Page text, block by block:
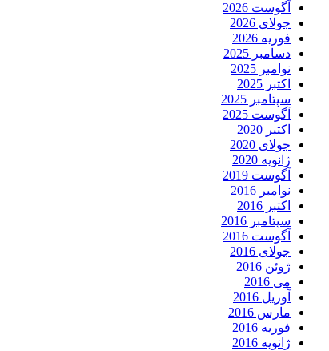
آگوست 2026
جولای 2026
فوریه 2026
دسامبر 2025
نوامبر 2025
اکتبر 2025
سپتامبر 2025
آگوست 2025
اکتبر 2020
جولای 2020
ژانویه 2020
آگوست 2019
نوامبر 2016
اکتبر 2016
سپتامبر 2016
آگوست 2016
جولای 2016
ژوئن 2016
می 2016
آوریل 2016
مارس 2016
فوریه 2016
ژانویه 2016